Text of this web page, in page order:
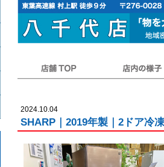
2024.10.04
SHARP｜2019年製｜2ドア冷